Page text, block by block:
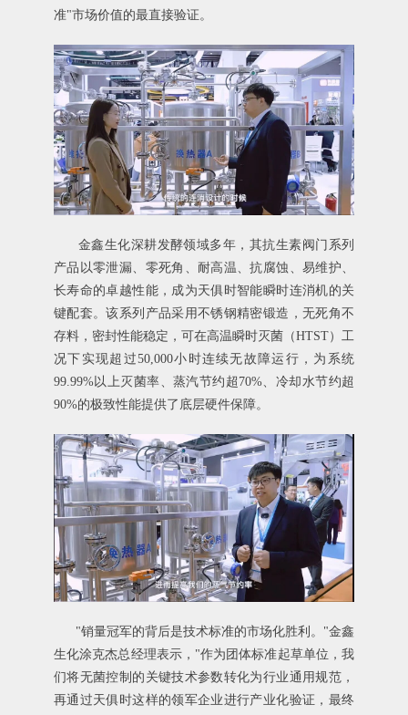
准"市场价值的最直接验证。
金鑫生化深耕发酵领域多年，其抗生素阀门 系列
产品以零泄漏、零死角、耐高温、抗腐蚀、易维护、
长寿命的卓越性能，成为天俱时智能瞬时连消机的关
键配套。该系列产品采用不锈钢精密锻造，无死角不
存料，密封性能稳定，可在高温瞬时灭菌（HTST）工
况下实现超过50,000小时连续无故障运行，为系统
99.99%以上灭菌率、蒸汽节约超70%、冷却水节约超
90%的极致性能提供了底层硬件保障。
"销量冠军的背后是技术标准的市场化胜利。"金鑫
生化涂克杰总经理表示，"作为团体标准起草单位，我
们将无菌控制的关键技术参数转化为行业通用规范，
再通过天俱时这样的领军企业进行产业化验证，最终